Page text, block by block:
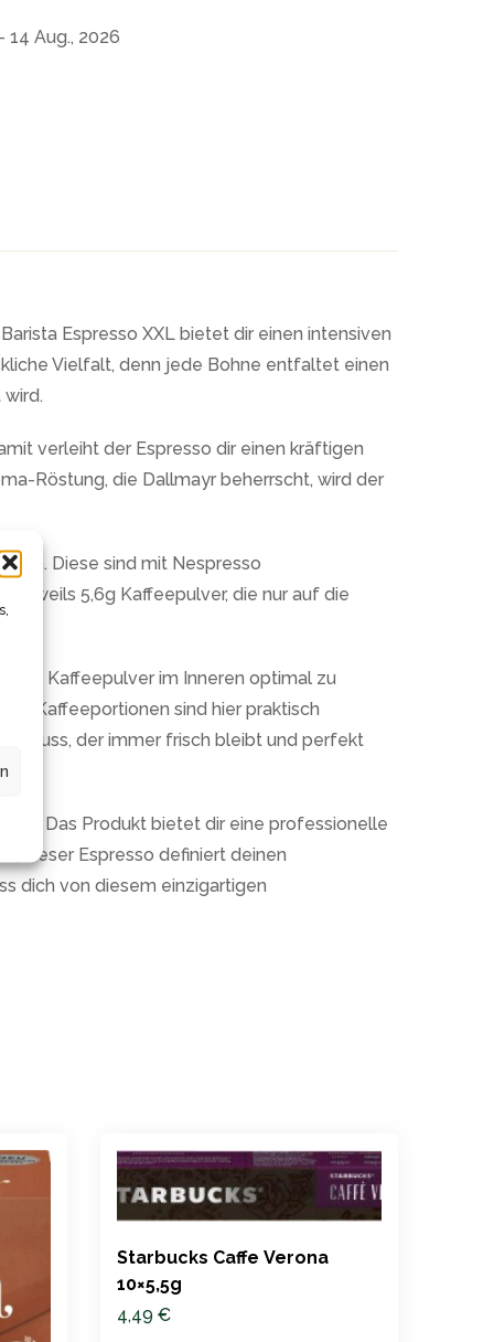
14 Aug., 2026
Espresso XXL bietet dir einen intensiven
Vielfalt, denn jede Bohne entfaltet einen
verleiht der Espresso dir einen kräftigen
Röstung, die Dallmayr beherrscht, wird der
Diese sind mit Nespresso
jeweils 5,6g Kaffeepulver, die nur auf die
das Kaffeepulver im Inneren optimal zu
Kaffeeportionen sind hier praktisch
der immer frisch bleibt und perfekt
Das Produkt bietet dir eine professionelle
dieser Espresso definiert deinen
dich von diesem einzigartigen
Starbucks Caffe Verona
10×5,5g
4,49 €